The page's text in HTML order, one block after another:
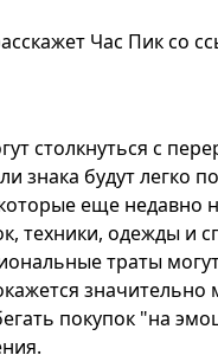
Час Пик со
столкнуться с
знака будут легко
еще недавно
техники, одежды и
траты
покупок "на